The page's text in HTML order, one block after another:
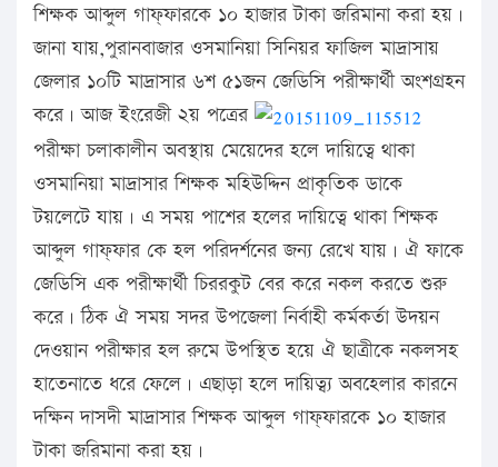
শিক্ষক আব্দুল গাফ্ফারকে ১০ হাজার টাকা জরিমানা করা হয়।
জানা যায়,পুরানবাজার ওসমানিয়া সিনিয়র ফাজিল মাদ্রাসায়
জেলার ১০টি মাদ্রাসার ৬শ ৫১জন জেডিসি পরীক্ষার্থী অংশগ্রহন
করে। আজ ইংরেজী ২য় পত্রের
পরীক্ষা চলাকালীন অবস্থায় মেয়েদের হলে দায়িত্বে থাকা
ওসমানিয়া মাদ্রাসার শিক্ষক মহিউদ্দিন প্রাকৃতিক ডাকে
টয়লেটে যায়। এ সময় পাশের হলের দায়িত্বে থাকা শিক্ষক
আব্দুল গাফ্ফার কে হল পরিদর্শনের জন্য রেখে যায়। ঐ ফাকে
জেডিসি এক পরীক্ষার্থী চিররকুট বের করে নকল করতে শুরু
করে। ঠিক ঐ সময় সদর উপজেলা নির্বাহী কর্মকর্তা উদয়ন
দেওয়ান পরীক্ষার হল রুমে উপস্থিত হয়ে ঐ ছাত্রীকে নকলসহ
হাতেনাতে ধরে ফেলে। এছাড়া হলে দায়িত্ব্য অবহেলার কারনে
দক্ষিন দাসদী মাদ্রাসার শিক্ষক আব্দুল গাফ্ফারকে ১০ হাজার
টাকা জরিমানা করা হয়।